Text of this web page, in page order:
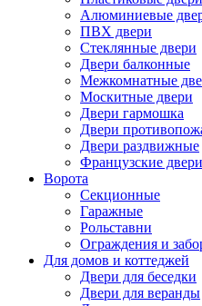
Алюминиевые
ПВХ двери
Стеклянные двери
Двери балконные
Межкомнатные
Москитные двери
Двери гармошка
Двери
Двери раздвижные
Французские двери
Ворота
Секционные
Гаражные
Рольставни
Ограждения и
Для домов и коттеджей
Двери для беседки
Двери для веранды